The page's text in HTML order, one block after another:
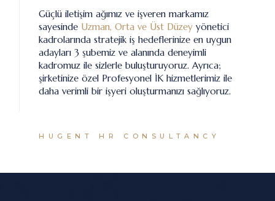
Güçlü iletişim ağımız ve işveren markamız
sayesinde Uzman, Orta ve Üst Düzeyyönetici
kadrolarında stratejik iş hedeflerinize en uygun
adayları 3 şubemiz ve alanında deneyimli
kadromuz ile sizlerle buluşturuyoruz. Ayrıca;
şirketinize özel Profesyonel İK hizmetlerimiz ile
daha verimli bir işyeri oluşturmanızı sağlıyoruz.
HUGENT HR CONSULTANCY